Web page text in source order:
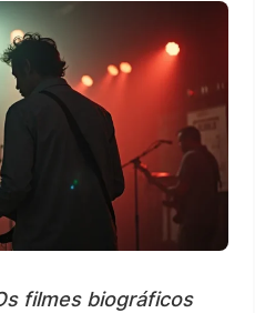
filmes biográficos